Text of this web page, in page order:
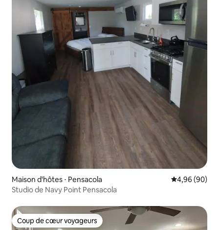
Maison d'hôtes ⋅ Pensacola Évaluation
4,96 (90)
Studio de Navy Point Pensacola
Coup de cœur voyageurs
Coup de cœur voyageurs